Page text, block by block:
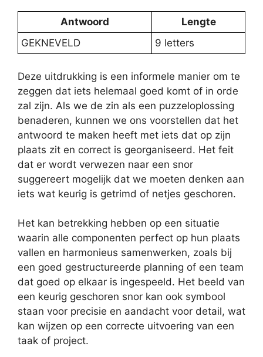
Antwoord
Lengte
GEKNEVELD
9 letters
Deze uitdrukking is een informele manier om te
zeggen dat iets helemaal goed komt of in orde
zal zijn. Als we de zin als een puzzeloplossing
benaderen, kunnen we ons voorstellen dat het
antwoord te maken heeft met iets dat op zijn
plaats zit en correct is georganiseerd. Het feit
dat er wordt verwezen naar een snor
suggereert mogelijk dat we moeten denken aan
iets wat keurig is getrimd of netjes geschoren.
Het kan betrekking hebben op een situatie
waarin alle componenten perfect op hun plaats
vallen en harmonieus samenwerken, zoals bij
een goed gestructureerde planning of een team
dat goed op elkaar is ingespeeld. Het beeld van
een keurig geschoren snor kan ook symbool
staan voor precisie en aandacht voor detail, wat
kan wijzen op een correcte uitvoering van een
taak of project.